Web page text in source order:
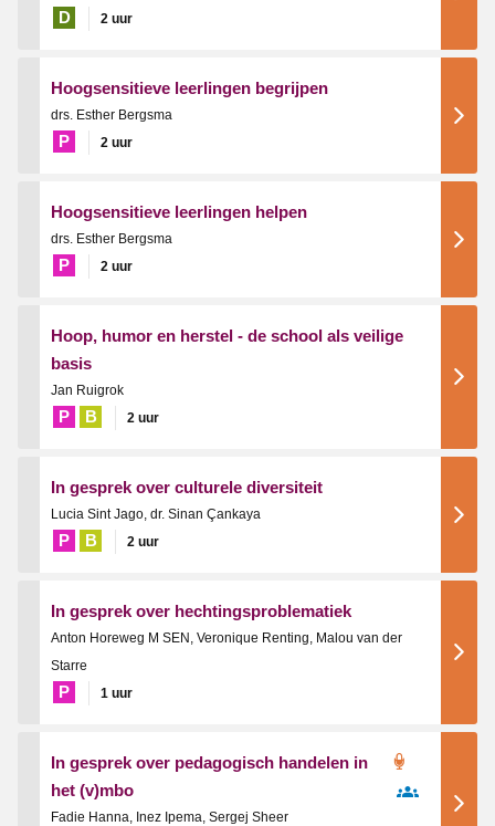
D 2 uur
Hoogsensitieve leerlingen begrijpen
drs. Esther Bergsma
P 2 uur
Hoogsensitieve leerlingen helpen
drs. Esther Bergsma
P 2 uur
Hoop, humor en herstel - de school als veilige
basis
Jan Ruigrok
P B 2 uur
In gesprek over culturele diversiteit
Lucia Sint Jago, dr. Sinan Çankaya
P B 2 uur
In gesprek over hechtingsproblematiek
Anton Horeweg M SEN, Veronique Renting, Malou van der
Starre
P 1 uur
In gesprek over pedagogisch handelen in
het (v)mbo
Fadie Hanna, Inez Ipema, Sergej Sheer